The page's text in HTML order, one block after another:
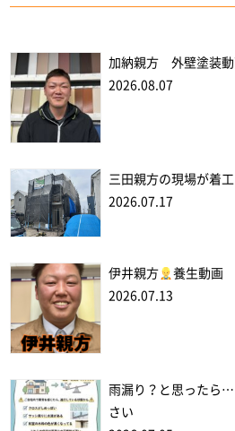
加納親方 外壁塗装動
2026.08.07
三田親方の現場が着
2026.07.17
伊井親方
養生動画
2026.07.13
雨漏り？と思ったら
さい